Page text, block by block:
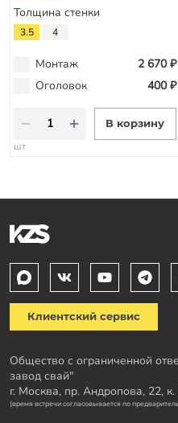
Толщина стенки
3.5 4
Монтаж
2 670 ₽
Оголовок
400 ₽
В корзину
шт
Клиентский сервис
Общество с ограниченной
завод свай"
г. Москва, пр. Андропова, 22, к.
(время встречи согласовывается по